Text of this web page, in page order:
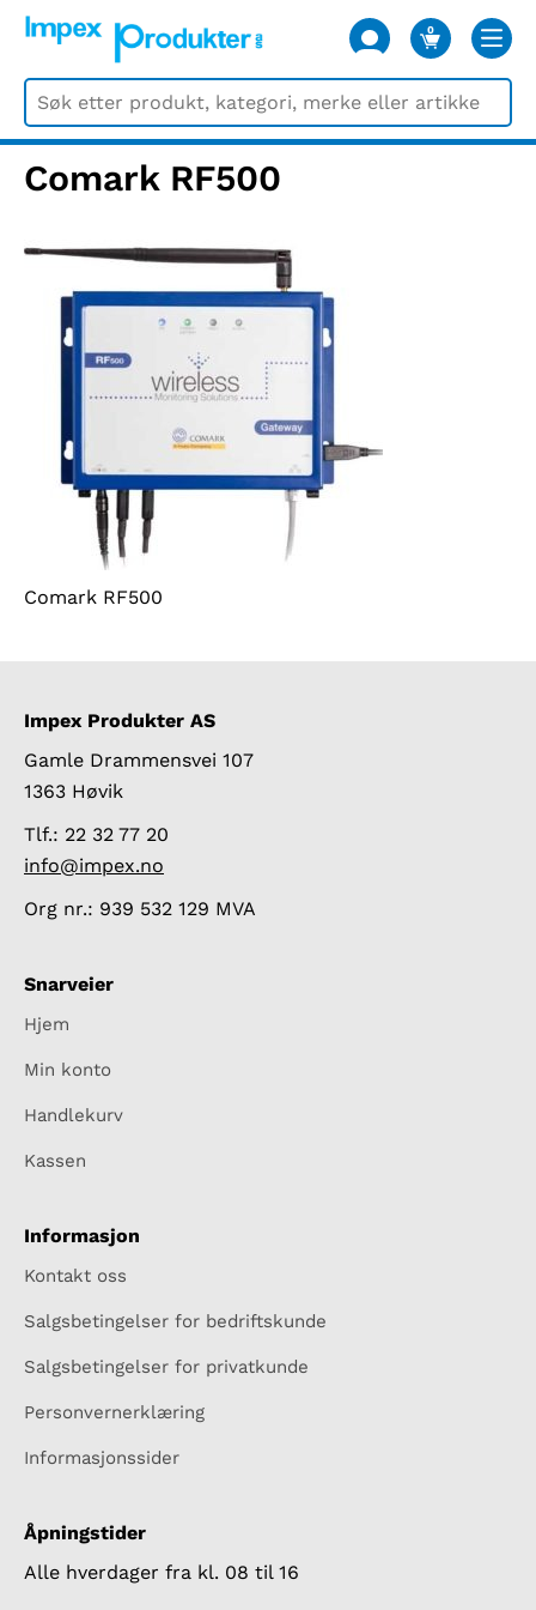
0
VARER
Comark RF500
Comark RF500
Impex Produkter AS
Gamle Drammensvei 107
1363 Høvik
Tlf.: 22 32 77 20
info@impex.no
Org nr.: 939 532 129 MVA
Snarveier
Hjem
Min konto
Handlekurv
Kassen
Informasjon
Kontakt oss
Salgsbetingelser for bedriftskunde
Salgsbetingelser for privatkunde
Personvernerklæring
Informasjonssider
Åpningstider
Alle hverdager fra kl. 08 til 16